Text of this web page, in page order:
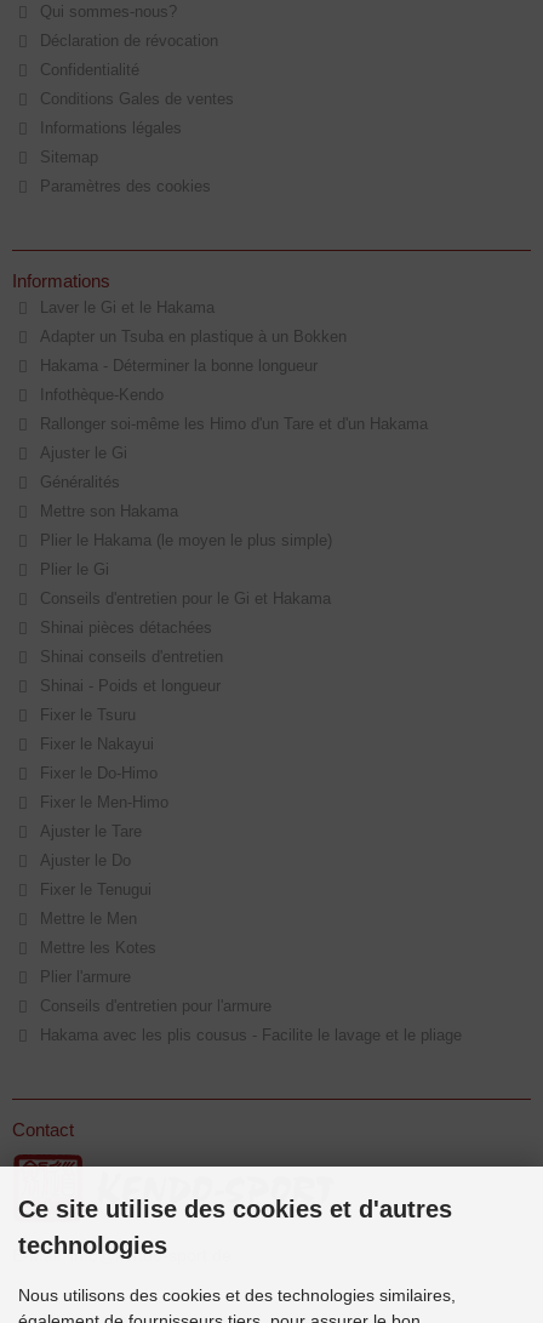
Qui sommes-nous?
Déclaration de révocation
Confidentialité
Conditions Gales de ventes
Informations légales
Sitemap
Paramètres des cookies
Informations
Laver le Gi et le Hakama
Adapter un Tsuba en plastique à un Bokken
Hakama - Déterminer la bonne longueur
Infothèque-Kendo
Rallonger soi-même les Himo d'un Tare et d'un Hakama
Ajuster le Gi
Généralités
Mettre son Hakama
Plier le Hakama (le moyen le plus simple)
Plier le Gi
Conseils d'entretien pour le Gi et Hakama
Shinai pièces détachées
Shinai conseils d'entretien
Shinai - Poids et longueur
Fixer le Tsuru
Fixer le Nakayui
Fixer le Do-Himo
Fixer le Men-Himo
Ajuster le Tare
Ajuster le Do
Fixer le Tenugui
Mettre le Men
Mettre les Kotes
Plier l'armure
Conseils d'entretien pour l'armure
Hakama avec les plis cousus - Facilite le lavage et le pliage
Contact
E-Mail:info@kendo-sport.de
Ce site utilise des cookies et d'autres
technologies
Nous utilisons des cookies et des technologies similaires,